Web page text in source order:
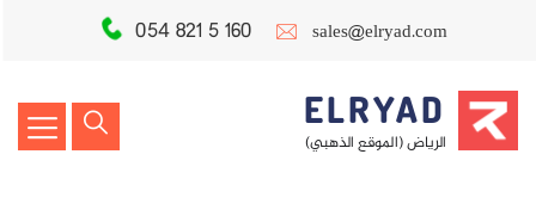
sales@elryad.com
054 821 5 160
ELRYAD
الرياض (الموقع الذهبي)